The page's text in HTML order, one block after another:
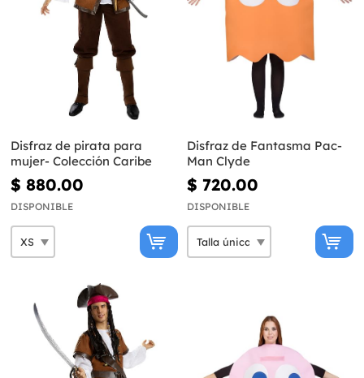
Disfraz de pirata para
mujer- Colección Caribe
$ 880.00
DISPONIBLE
Disfraz de Fantasma Pac-
Man Clyde
$ 720.00
DISPONIBLE